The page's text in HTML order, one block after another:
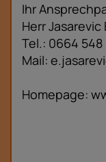
Ihr
Herr Jasarevic
Tel.: 0664 548
Mail:
Homepage: